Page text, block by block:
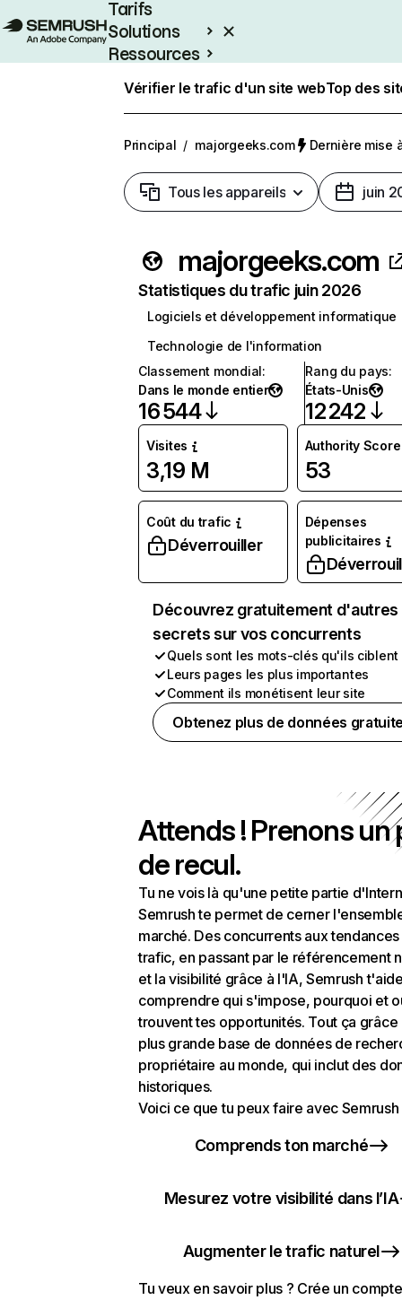
Tarifs
Solutions
Ressources
Vérifier le trafic d'un site webTop des
Principal / majorgeeks.com Dernière mise
Tous les appareils juin
majorgeeks.com
Statistiques du trafic juin 2026
Logiciels et développement informatique
Technologie de l'information
Classement mondial:
Dans le monde entier
16 544
Rang du pays:
États-Unis
12 242
Visites
3,19 M
Authority Score
53
Coût du trafic
Déverrouiller
Dépenses
publicitaires
Découvrez gratuitement d'autres
secrets sur vos concurrents
Quels sont les mots-clés qu'ils ciblent
Leurs pages les plus importantes
Comment ils monétisent leur site
Obtenez plus de données
Attends ! Prenons un
de recul.
Tu ne vois là qu'une petite partie
Semrush te permet de cerner
marché. Des concurrents aux
trafic, en passant par le référencement
et la visibilité grâce à l'IA, Semrush
comprendre qui s'impose, pourquoi et
trouvent tes opportunités. Tout ça grâce
plus grande base de données de
propriétaire au monde, qui inclut des
historiques.
Voici ce que tu peux faire avec Semrush
Comprends ton marché
Mesurez votre visibilité dans l’IA
Augmenter le trafic naturel
Tu veux en savoir plus ? Crée un compte